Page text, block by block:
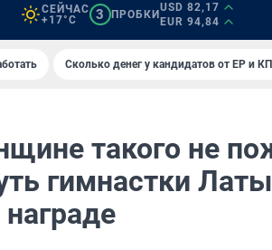
СЕЙЧАС
+17°C
3 ПРОБКИ
USD 82,17
EUR 94,84
Сколько денег у кандидатов от ЕР и
такого не
гимнастки